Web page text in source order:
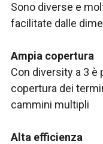
Sono diverse e
facilitate dalle
Ampia copertura
Con diversity a 3 è
copertura dei
cammini multipli
Alta efficienza